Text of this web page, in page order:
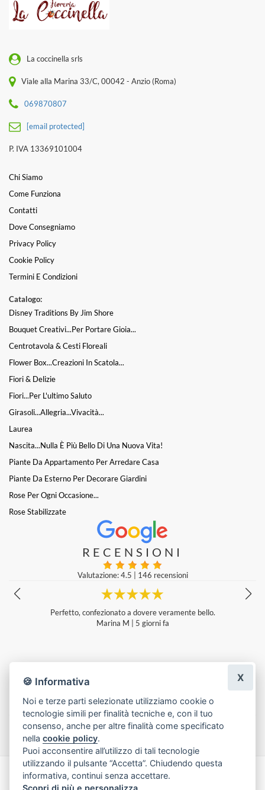
La coccinella srls
Viale alla Marina 33/C, 00042 - Anzio (Roma)
069870807
[email protected]
P. IVA 13369101004
Chi Siamo
Come Funziona
Contatti
Dove Consegniamo
Privacy Policy
Cookie Policy
Termini E Condizioni
Catalogo:
Disney Traditions By Jim Shore
Bouquet Creativi...per Portare Gioia...
Centrotavola & Cesti Floreali
Flower Box...Creazioni In Scatola...
Fiori & Delizie
Fiori...per L'ultimo Saluto
Girasoli...Allegria...Vivacità...
Laurea
Nascita...nulla È Più Bello Di Una Nuova Vita!
Piante Da Appartamento Per Arredare Casa
Piante Da Esterno Per Decorare Giardini
Rose Per Ogni Occasione...
Rose Stabilizzate
RECENSIONI
Valutazione: 4.5 146 recensioni
Mi sono servita qui più volte e scrivo solo ora la recensione per dire c
he le persone che ci lavorano sono molto gentili e disponibili e lavora
Lascia una recensione
Made with byInfoser.it- Realizzazione Siti ecommerce per Fioristi
🍪 Informativa
Noi e terze parti selezionate utilizziamo cookie o
tecnologie simili per finalità tecniche e, con il tuo
consenso, anche per altre finalità come specificato
nellacookie policy.
Puoi acconsentire all’utilizzo di tali tecnologie
utilizzando il pulsante “Accetta”. Chiudendo questa
informativa, continui senza accettare.
Scopri di più e personalizza
X